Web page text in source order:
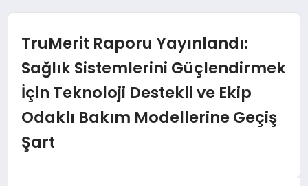
EKONOMI
SPOR
TEKNOLOJI
TruMerit Raporu Yayınlandı:
Sağlık Sistemlerini Güçlendirmek
İçin Teknoloji Destekli ve Ekip
Odaklı Bakım Modellerine Geçiş
Şart